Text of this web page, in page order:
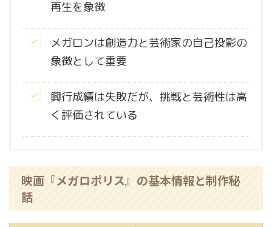
再生を象徴
メガロンは創造力と芸術家の自己投影の
象徴として重要
興行成績は失敗だが、挑戦と芸術性は高
く評価されている
映画『メガロポリス』の基本情報と制作秘
話